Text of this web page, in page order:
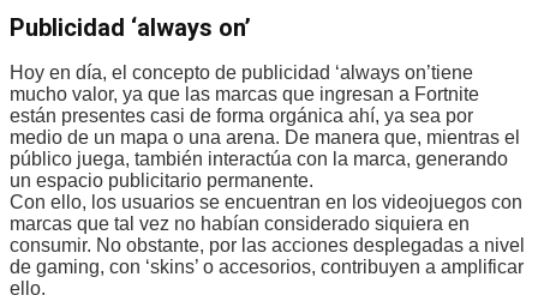
Publicidad ‘always on’
Hoy en día, el concepto de publicidad ‘always on’tiene
mucho valor, ya que las marcas que ingresan a Fortnite
están presentes casi de forma orgánica ahí, ya sea por
medio de un mapa o una arena. De manera que, mientras el
público juega, también interactúa con la marca, generando
un espacio publicitario permanente.
Con ello, los usuarios se encuentran en los videojuegos con
marcas que tal vez no habían considerado siquiera en
consumir. No obstante, por las acciones desplegadas a nivel
de gaming, con ‘skins’ o accesorios, contribuyen a amplificar
ello.